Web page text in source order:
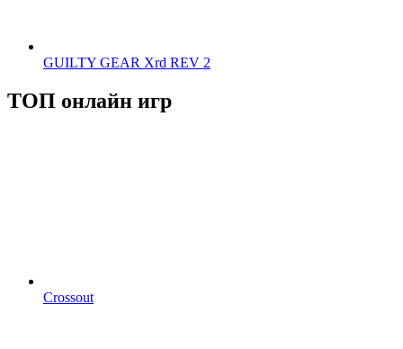
GUILTY GEAR Xrd REV 2
ТОП онлайн игр
Crossout